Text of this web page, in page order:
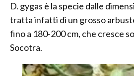
D. gygas è la specie dalle
tratta infatti di un grosso
fino a 180-200 cm, che cresce
Socotra.